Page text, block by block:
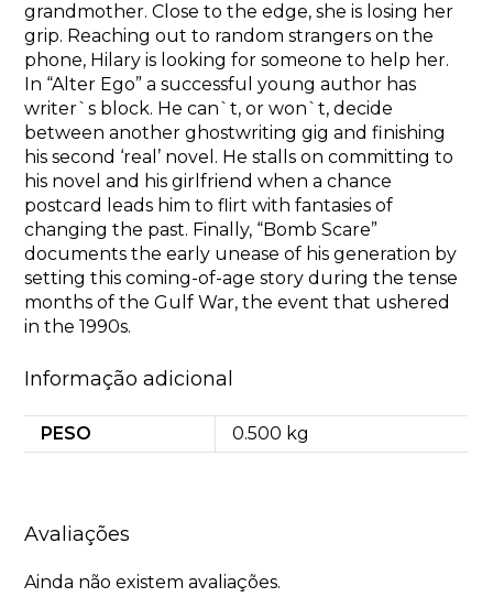
grandmother. Close to the edge, she is losing her
grip. Reaching out to random strangers on the
phone, Hilary is looking for someone to help her.
In “Alter Ego” a successful young author has
writer`s block. He can`t, or won`t, decide
between another ghostwriting gig and finishing
his second ‘real’ novel. He stalls on committing to
his novel and his girlfriend when a chance
postcard leads him to flirt with fantasies of
changing the past. Finally, “Bomb Scare”
documents the early unease of his generation by
setting this coming-of-age story during the tense
months of the Gulf War, the event that ushered
in the 1990s.
Informação adicional
PESO 0.500 kg
Avaliações
Ainda não existem avaliações.